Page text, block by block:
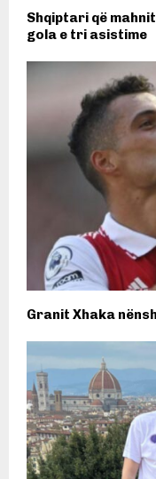
Shqiptari që
gola e tri asistime
Granit Xhaka